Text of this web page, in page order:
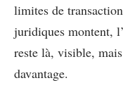
limites de
juridiques montent,
reste là, visible,
davantage.